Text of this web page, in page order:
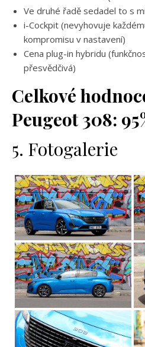
Ve druhé řadě sedadel to s
i-Cockpit (nevyhovuje
kompromisu v nastavení)
Cena plug-in hybridu
přesvědčivá)
Celkové
Peugeot 308:
5. Fotogalerie